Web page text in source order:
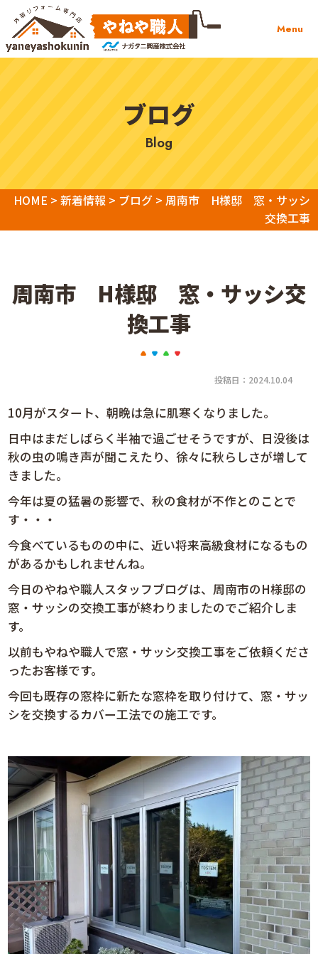
Menu
ブログ
blog
HOME > 新着情報> ブログ> 周南市 H様邸 窓・サッシ
交換工事
周南市 H様邸 窓・サッシ交
換工事
投稿日：2024.10.04
10月がスタート、朝晩は急に肌寒くなりました。
日中はまだしばらく半袖で過ごせそうですが、日没後は
秋の虫の鳴き声が聞こえたり、徐々に秋らしさが増して
きました。
今年は夏の猛暑の影響で、秋の食材が不作とのことで
す・・・
今食べているものの中に、近い将来高級食材になるもの
があるかもしれませんね。
今日のやねや職人スタッフブログは、周南市のH様邸の
窓・サッシの交換工事が終わりましたのでご紹介しま
す。
以前もやねや職人で窓・サッシ交換工事をご依頼くださ
ったお客様です。
今回も既存の窓枠に新たな窓枠を取り付けて、窓・サッ
シを交換するカバー工法での施工です。